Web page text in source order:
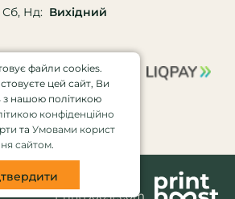
Сб, Нд: Вихідний
Партнер
файли cookies.
цей сайт, Ви
з нашою політикою
конфіденційно
та Умовами корист
сайтом.